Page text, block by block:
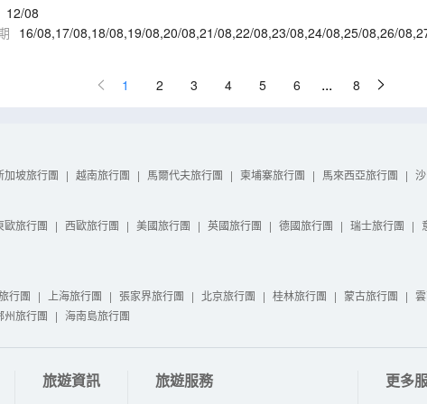
12/08
16/08,17/08,18/08,19/08,20/08,21/08,22/08,23/08,24/08,25/08,26/08,
1 2 3 4 5 6 ... 8
加坡旅行團 | 越南旅行團 | 馬爾代夫旅行團 | 柬埔寨旅行團 | 馬來西亞旅行團 |
歐旅行團 | 西歐旅行團 | 美國旅行團 | 英國旅行團 | 德國旅行團 | 瑞士旅行團 |
行團 | 上海旅行團 | 張家界旅行團 | 北京旅行團 | 桂林旅行團 | 蒙古旅行團 |
州旅行團 | 海南島旅行團
旅遊資訊 旅遊服務 更多